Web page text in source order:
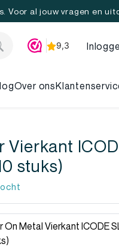
Voor al jouw vragen en
Over ons
Vierkant
stuks)
On Metal Vierkant ICODE